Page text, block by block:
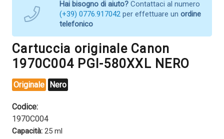
Hai bisogno di aiuto? Contattaci al numero
(+39) 0776.917042 per effettuare un ordine
telefonico
Cartuccia originale Canon
1970C004 PGI-580XXL NERO
Originale Nero
Codice:
1970C004
Capacità: 25 ml